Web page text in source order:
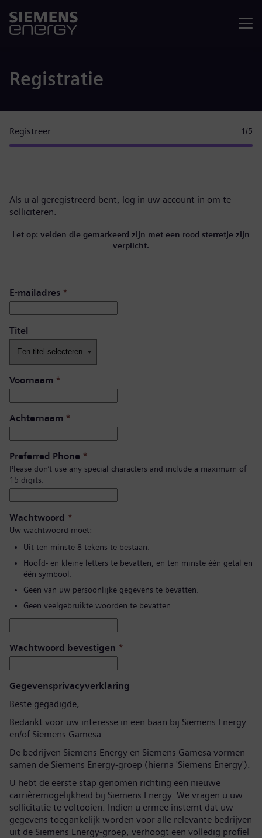
Registratie
Registreer 1 /5
Als u al geregistreerd bent, log in uw account in om te
solliciteren.
Let op: velden die gemarkeerd zijn met een rood sterretje zijn
verplicht.
E-mailadres *
Titel
Voornaam *
Achternaam *
Preferred Phone *
Please don’t use any special characters and include a maximum of
15 digits.
Wachtwoord *
Uw wachtwoord moet:
Uit ten minste 8 tekens te bestaan.
Hoofd- en kleine letters te bevatten, en ten minste één getal en
één symbool.
Geen van uw persoonlijke gegevens te bevatten.
Geen veelgebruikte woorden te bevatten.
Wachtwoord bevestigen *
Gegevensprivacyverklaring
Beste gegadigde,
Bedankt voor uw interesse in een baan bij Siemens Energy
en/of Siemens Gamesa.
De bedrijven Siemens Energy en Siemens Gamesa vormen
samen de Siemens Energy-groep (hierna 'Siemens Energy').
U hebt de eerste stap genomen richting een nieuwe
carrièremogelijkheid bij Siemens Energy. We vragen u uw
sollicitatie te voltooien. Indien u ermee instemt dat uw
gegevens toegankelijk worden voor alle relevante bedrijven
uit de Siemens Energy-groep, verhoogt een volledig profiel